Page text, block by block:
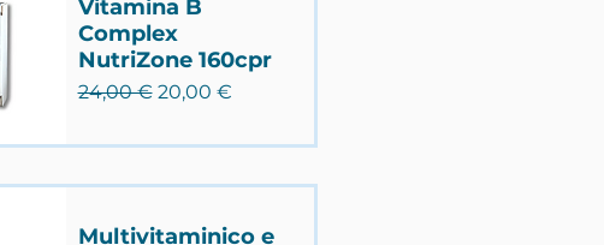
Vitamina B
Complex
NutriZone 160cpr
Prezzo regolare
24,00 € Prezzo scontato
20,00 €
Multivitaminico e